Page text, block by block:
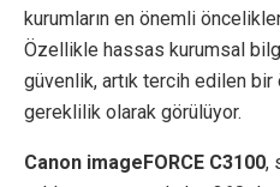
kurumların en önemli
Özellikle hassas kurumsal
güvenlik, artık tercih edilen
gereklilik olarak görülüyor.
Canon imageFORCE C3100,